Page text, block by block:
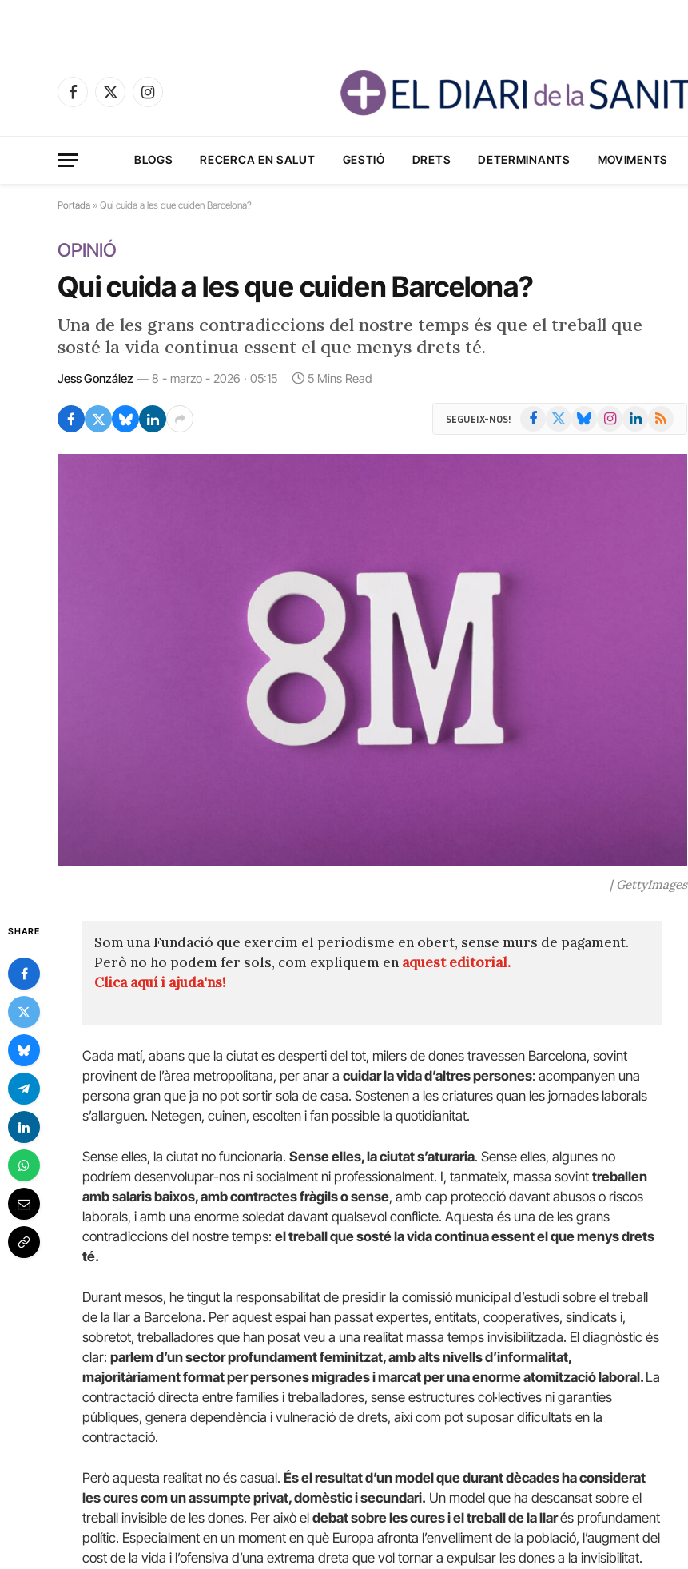
Facebook
X
Instagram
BLOGS RECERCA EN SALUT GESTIÓ DRETS DETERMINANTS MOVIMENTS
Portada » Qui cuida a les que cuiden Barcelona?
OPINIÓ
Qui cuida a les que cuiden Barcelona?
Una de les grans contradiccions del nostre temps és que el treball que
sosté la vida continua essent el que menys drets té.
Jess González 8 - marzo - 2026 · 05:15 5 Mins Read
SEGUEIX-NOS! Facebook BlueskyInstagramLinkedIn
RSS
| GettyImages
SHARE
Som una Fundació que exercim el periodisme en obert, sense murs de pagament.
Però no ho podem fer sols, com expliquem en aquest editorial.
Clica aquí i ajuda'ns!
Cada matí, abans que la ciutat es desperti del tot, milers de dones travessen Barcelona, sovint
provinent de l’àrea metropolitana, per anar a cuidar la vida d’altres persones: acompanyen una
persona gran que ja no pot sortir sola de casa. Sostenen a les criatures quan les jornades laborals
s’allarguen. Netegen, cuinen, escolten i fan possible la quotidianitat.
Sense elles, la ciutat no funcionaria. Sense elles, la ciutat s’aturaria. Sense elles, algunes no
podríem desenvolupar-nos ni socialment ni professionalment. I, tanmateix, massa sovint treballen
amb salaris baixos, amb contractes fràgils o sense, amb cap protecció davant abusos o riscos
laborals, i amb una enorme soledat davant qualsevol conflicte. Aquesta és una de les grans
contradiccions del nostre temps: el treball que sosté la vida continua essent el que menys drets
té.
Durant mesos, he tingut la responsabilitat de presidir la comissió municipal d’estudi sobre el treball
de la llar a Barcelona. Per aquest espai han passat expertes, entitats, cooperatives, sindicats i,
sobretot, treballadores que han posat veu a una realitat massa temps invisibilitzada. El diagnòstic és
clar: parlem d’un sector profundament feminitzat, amb alts nivells d’informalitat,
majoritàriament format per persones migrades i marcat per una enorme atomització laboral. La
contractació directa entre famílies i treballadores, sense estructures col·lectives ni garanties
públiques, genera dependència i vulneració de drets, així com pot suposar dificultats en la
contractació.
Però aquesta realitat no és casual. És el resultat d’un model que durant dècades ha considerat
les cures com un assumpte privat, domèstic i secundari. Un model que ha descansat sobre el
treball invisible de les dones. Per això el debat sobre les cures i el treball de la llarés profundament
polític. Especialment en un moment en què Europa afronta l’envelliment de la població, l’augment del
cost de la vida i l’ofensiva d’una extrema dreta que vol tornar a expulsar les dones a la invisibilitat.